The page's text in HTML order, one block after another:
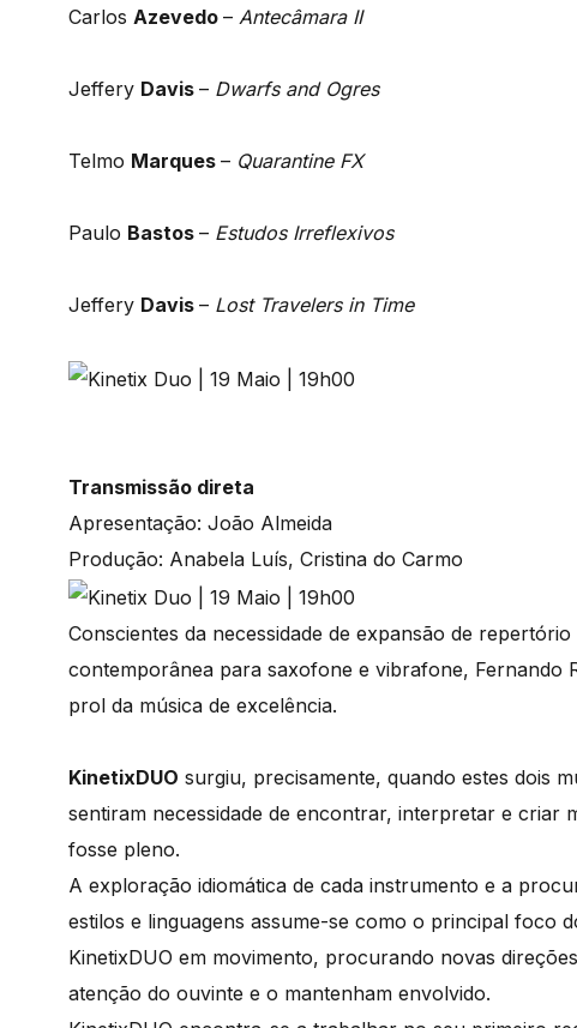
Carlos Azevedo – Antecâmara II
Jeffery Davis – Dwarfs and Ogres
Telmo Marques – Quarantine FX
Paulo Bastos – Estudos Irreflexivos
Jeffery Davis – Lost Travelers in Time
Transmissão direta
Apresentação: João Almeida
Produção: Anabela Luís, Cristina do Carmo
Conscientes da necessidade de expansão de
contemporânea para saxofone e vibrafone, Fernando
prol da música de excelência.
KinetixDUO surgiu, precisamente, quando estes dois
sentiram necessidade de encontrar, interpretar e criar
fosse pleno.
A exploração idiomática de cada instrumento e a
estilos e linguagens assume-se como o principal foco
KinetixDUO em movimento, procurando novas
atenção do ouvinte e o mantenham envolvido.